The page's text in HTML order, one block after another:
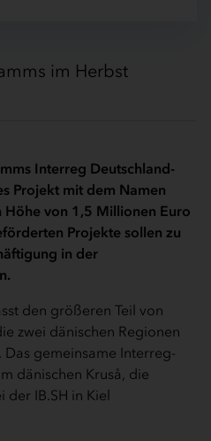
im Herbst
Interreg Deutschland-
Projekt mit dem Namen
Höhe von 1,5 Millionen Euro
Projekte sollen zu
in der
den größeren Teil von
zwei dänischen Regionen
gemeinsame Interreg-
dänischen Kruså, die
IB.SH in Kiel